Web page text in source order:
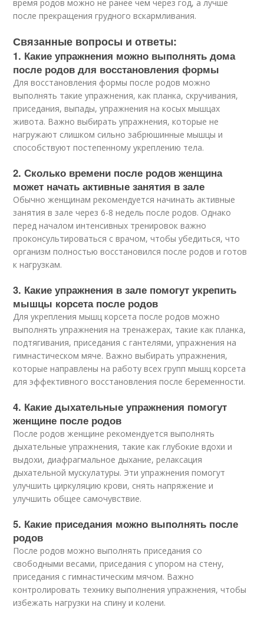
время родов можно не ранее чем через год, а лучше
после прекращения грудного вскармливания.
Связанные вопросы и ответы:
1. Какие упражнения можно выполнять дома
после родов для восстановления формы
Для восстановления формы после родов можно
выполнять такие упражнения, как планка, скручивания,
приседания, выпады, упражнения на косых мышцах
живота. Важно выбирать упражнения, которые не
нагружают слишком сильно забрюшинные мышцы и
способствуют постепенному укреплению тела.
2. Сколько времени после родов женщина
может начать активные занятия в зале
Обычно женщинам рекомендуется начинать активные
занятия в зале через 6-8 недель после родов. Однако
перед началом интенсивных тренировок важно
проконсультироваться с врачом, чтобы убедиться, что
организм полностью восстановился после родов и готов
к нагрузкам.
3. Какие упражнения в зале помогут укрепить
мышцы корсета после родов
Для укрепления мышц корсета после родов можно
выполнять упражнения на тренажерах, такие как планка,
подтягивания, приседания с гантелями, упражнения на
гимнастическом мяче. Важно выбирать упражнения,
которые направлены на работу всех групп мышц корсета
для эффективного восстановления после беременности.
4. Какие дыхательные упражнения помогут
женщине после родов
После родов женщине рекомендуется выполнять
дыхательные упражнения, такие как глубокие вдохи и
выдохи, диафрагмальное дыхание, релаксация
дыхательной мускулатуры. Эти упражнения помогут
улучшить циркуляцию крови, снять напряжение и
улучшить общее самочувствие.
5. Какие приседания можно выполнять после
родов
После родов можно выполнять приседания со
свободными весами, приседания с упором на стену,
приседания с гимнастическим мячом. Важно
контролировать технику выполнения упражнения, чтобы
избежать нагрузки на спину и колени.